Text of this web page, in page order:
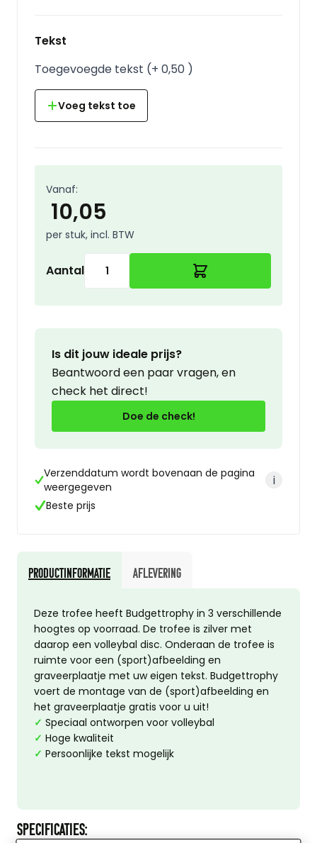
Tekst
Toegevoegde tekst (+ 0,50 )
Voeg tekst toe
Vanaf:
10,05
per stuk, incl. BTW
Aantal
Is dit jouw ideale prijs?
Beantwoord een paar vragen, en
check het direct!
Doe de check!
Verzenddatum wordt bovenaan de pagina
weergegeven
i
Beste prijs
Deze trofee heeft Budgettrophy in 3 verschillende
hoogtes op voorraad. De trofee is zilver met
daarop een volleybal disc. Onderaan de trofee is
ruimte voor een (sport)afbeelding en
graveerplaatje met uw eigen tekst. Budgettrophy
voert de montage van de (sport)afbeelding en
het graveerplaatje gratis voor u uit!
✓ Speciaal ontworpen voor volleybal
✓ Hoge kwaliteit
✓ Persoonlijke tekst mogelijk
Productinformatie Aflevering
SPECIFICATIES: